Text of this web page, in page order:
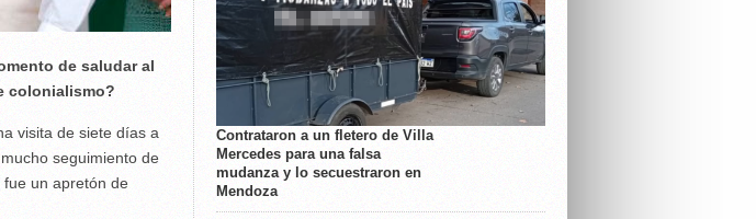
de saludar al
colonialismo?
visita de siete días a
seguimiento de
un apretón de
Contrataron a un fletero de Villa
Mercedes para una falsa
mudanza y lo secuestraron en
Mendoza